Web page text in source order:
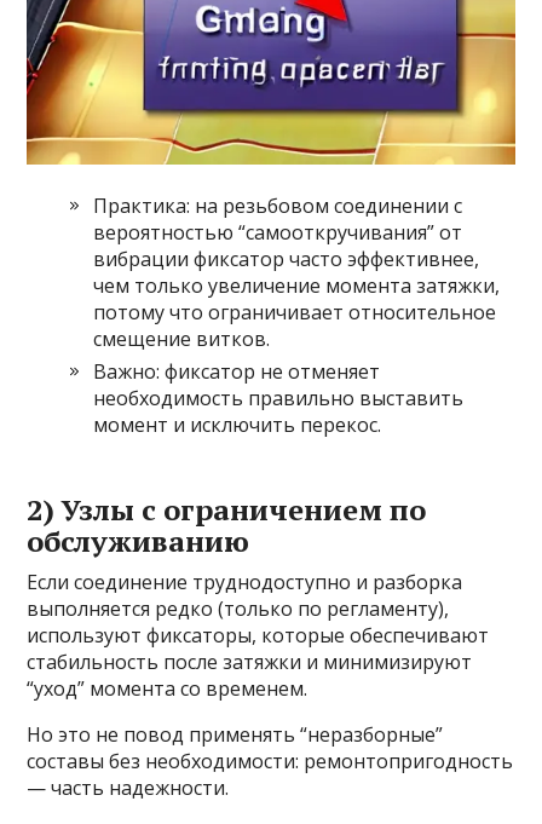
Практика: на резьбовом соединении с
вероятностью “самооткручивания” от
вибрации фиксатор часто эффективнее,
чем только увеличение момента затяжки,
потому что ограничивает относительное
смещение витков.
Важно: фиксатор не отменяет
необходимость правильно выставить
момент и исключить перекос.
2) Узлы с ограничением по
обслуживанию
Если соединение труднодоступно и разборка
выполняется редко (только по регламенту),
используют фиксаторы, которые обеспечивают
стабильность после затяжки и минимизируют
“уход” момента со временем.
Но это не повод применять “неразборные”
составы без необходимости: ремонтопригодность
— часть надежности.